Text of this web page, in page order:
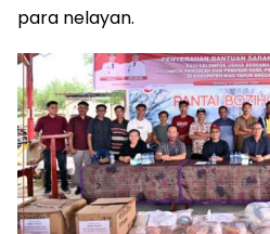
para nelayan.